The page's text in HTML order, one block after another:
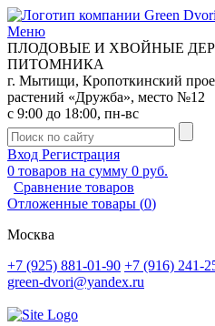
Меню
ПЛОДОВЫЕ И ХВОЙНЫЕ
ПИТОМНИКА
г. Мытищи, Кропоткинский
растений «Дружба», место №12
с 9:00 до 18:00, пн-вс
Вход Регистрация
0 товаров на сумму 0 руб.
Сравнение товаров
Отложенные товары (0)
Москва
+7 (925) 881-01-90 +7 (916) 241-
green-dvori@yandex.ru